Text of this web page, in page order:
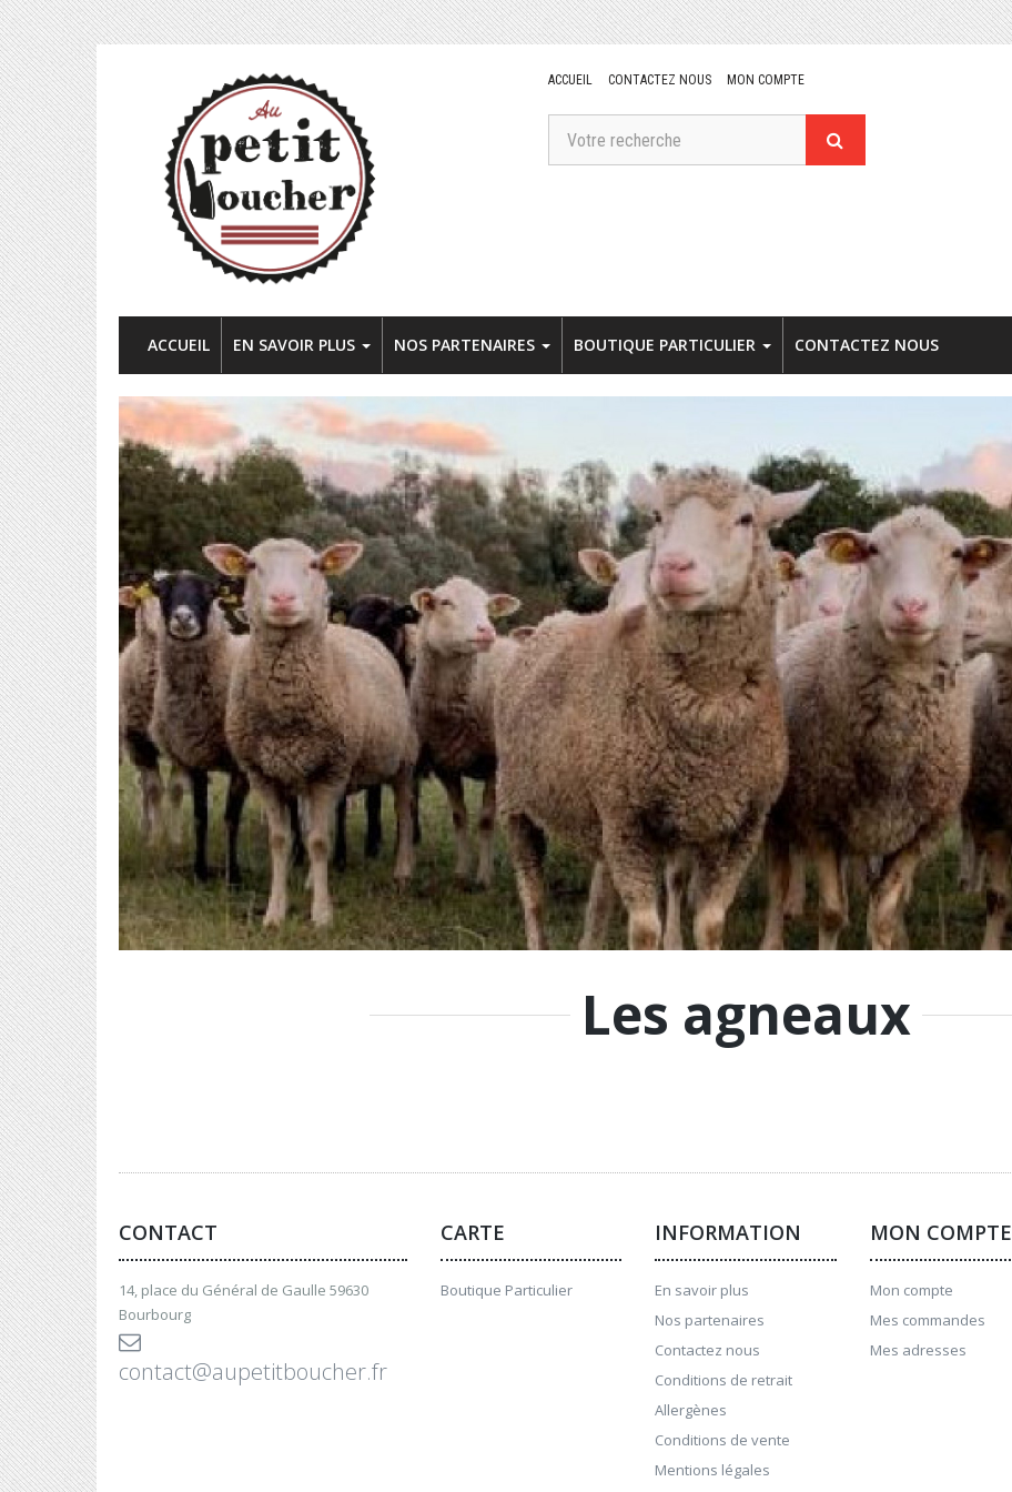
ACCUEIL CONTACTEZ NOUS MON COMPTE
ACCUEIL EN SAVOIR PLUS NOS PARTENAIRES BOUTIQUE PARTICULIER CONTACTEZ NOUS
Les agneaux
CONTACT
14, place du Général de Gaulle 59630
Bourbourg
contact@aupetitboucher.fr
CARTE
Boutique Particulier
INFORMATION
En savoir plus
Nos partenaires
Contactez nous
Conditions de retrait
Allergènes
Conditions de vente
Mentions légales
MON COMPTE
Mon compte
Mes commandes
Mes adresses